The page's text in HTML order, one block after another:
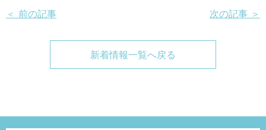
＜ 前の記事 次の記事 ＞
新着情報一覧へ戻る